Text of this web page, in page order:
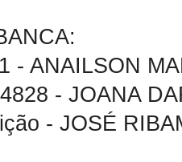
- ANAILSON
- JOANA
- JOSÉ